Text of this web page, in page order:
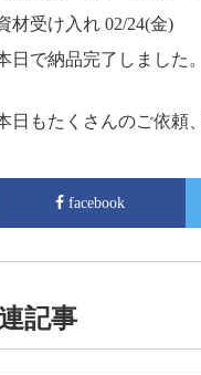
材受け入れ 02/24(金)
日で納品完了しました。
日もたくさんのご依頼
facebook
記事